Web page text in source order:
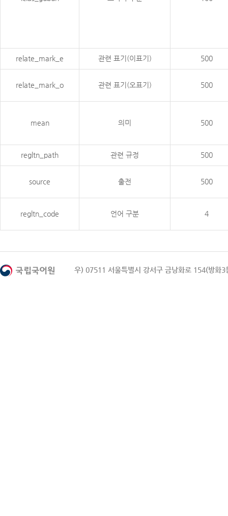
relate_mark_e 관련 표기(이표기) 500
relate_mark_o 관련 표기(오표기) 500
mean 의미 500
regltn_path 관련 규정 500
source 출전 500
regltn_code 언어 구분 4
우) 07511 서울특별시 강서구 금낭화로 154(방화3